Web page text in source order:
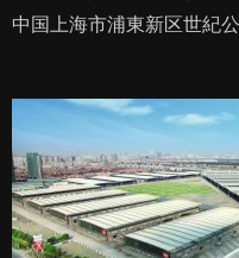
中国上海市浦東新区世紀